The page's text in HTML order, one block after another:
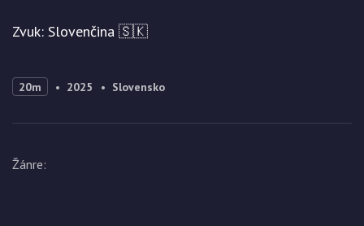
Zvuk: Slovenčina 🇸🇰
20m 2025 Slovensko
Žánre: